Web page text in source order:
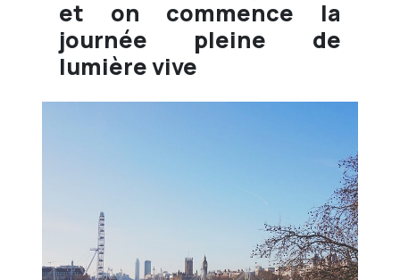
et on commence la
journée pleine de
lumière vive